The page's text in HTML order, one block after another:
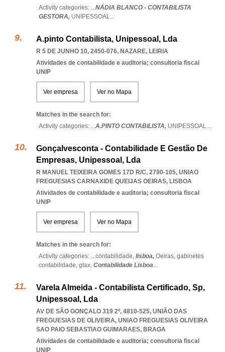
Activity categories: ...NÁDIA BLANCO - CONTABILISTA
GESTORA, UNIPESSOAL...
A.pinto Contabilista, Unipessoal, Lda
R 5 DE JUNHO 10, 2450-076, NAZARE, LEIRIA
Atividades de contabilidade e auditoria; consultoria fiscal
UNIP
Ver empresa Ver no Mapa
Matches in the search for:
Activity categories: ...A.PINTO CONTABILISTA, UNIPESSOAL...
Gonçalvesconta - Contabilidade E Gestão De
Empresas, Unipessoal, Lda
R MANUEL TEIXEIRA GOMES 17D R/C, 2790-105, UNIAO
FREGUESIAS CARNAXIDE QUEIJAS OEIRAS, LISBOA
Atividades de contabilidade e auditoria; consultoria fiscal
UNIP
Ver empresa Ver no Mapa
Matches in the search for:
Activity categories: ...contabilidade, lisboa, Oeiras, gabinetes
contabilidade, gtax, Contabilidade Lisboa...
Varela Almeida - Contabilista Certificado, Sp,
Unipessoal, Lda
AV DE SÃO GONÇALO 319 2º, 4810-525, UNIÃO DAS
FREGUESIAS DE OLIVEIRA, UNIAO FREGUESIAS OLIVEIRA
SAO PAIO SEBASTIAO GUIMARAES, BRAGA
Atividades de contabilidade e auditoria; consultoria fiscal
UNIP